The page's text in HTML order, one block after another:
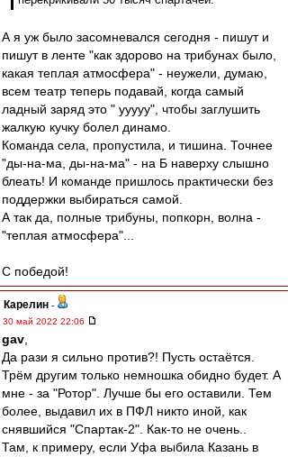
А я уж было засомневался сегодня - пишут и
пишут в ленте "как здорово на трибунах было,
какая теплая атмосфера" - неужели, думаю,
всем театр теперь подавай, когда самый
ладный заряд это " ууууу", чтобы заглушить
жалкую кучку болел динамо.
Команда села, пропустила, и тишина. Точнее
"ды-на-ма, ды-на-ма" - на Б наверху слышно
блеать! И команде пришлось практически без
поддержки выбираться самой.
А так да, полные трибуны, попкорн, волна -
"теплая атмосфера"...
С победой!
Карелин -
30 май 2022 22:06
gav
Да рази я сильно против?! Пусть остаётся.
Трём другим только немношка обидно будет. А
мне - за "Ротор". Лучше бы его оставили. Тем
более, выдавил их в ПФЛ никто иной, как
снявшийся "Спартак-2". Как-то не очень..
Там, к примеру, если Уфа выбила Казань в